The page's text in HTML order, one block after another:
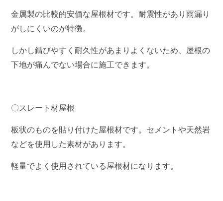
金属製の比較的安価な屋根材です。耐震性があり雨漏り
がしにくいのが特徴。
しかし錆びやすく耐久性があまりよくないため、屋根の
下地が痛んでない場合に施工できます。
〇スレート材屋根
板状のものを貼り付けた屋根材です。セメントや天然岩
などを使用した素材があります。
軽量でよく使用されている屋根材になります。